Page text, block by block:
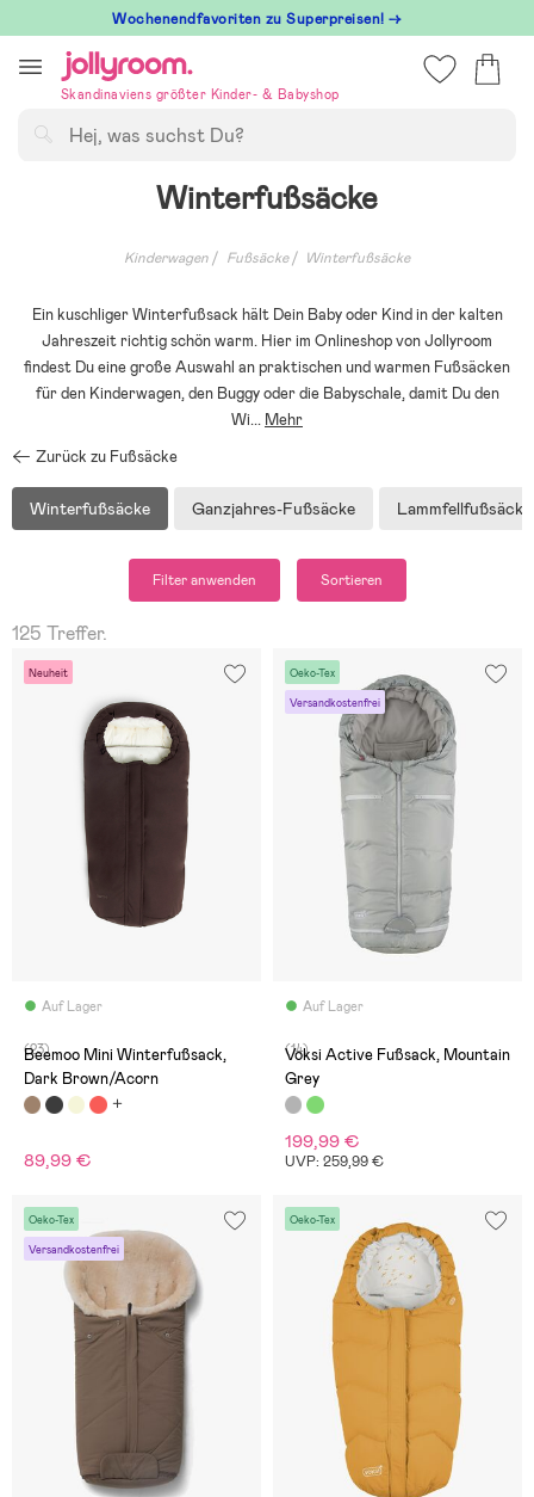
till
innehållet
Wochenendfavoriten zu Superpreisen! →
Skandinaviens größter Kinder- & Babyshop
Winterfußsäcke
Kinderwagen Fußsäcke Winterfußsäcke
Ein kuschliger Winterfußsack hält Dein Baby oder Kind in der kalten
Jahreszeit richtig schön warm. Hier im Onlineshop von Jollyroom
findest Du eine große Auswahl an praktischen und warmen Fußsäcken
für den Kinderwagen, den Buggy oder die Babyschale, damit Du den
Wi... Mehr
Zurück zu Fußsäcke
Winterfußsäcke Ganzjahres-Fußsäcke Lammfellfußsäcke
Filter anwenden Sortieren
125 Treffer.
Neuheit
Auf Lager
(23)
Beemoo Mini Winterfußsack,
Dark Brown/Acorn
89,99 €
Oeko-Tex
Versandkostenfrei
Auf Lager
(14)
Voksi Active Fußsack, Mountain
Grey
199,99 €
UVP: 259,99 €
Oeko-Tex
Versandkostenfrei
Oeko-Tex